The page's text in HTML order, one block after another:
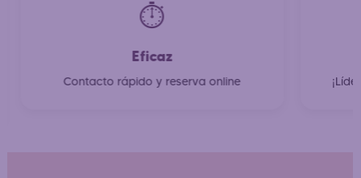
⏱️
Eficaz
Contacto rápido y reserva online